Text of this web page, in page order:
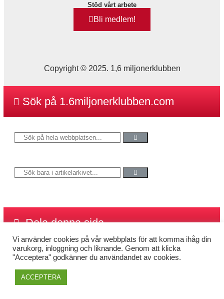
Stöd vårt arbete
Bli medlem!
Copyright © 2025. 1,6 miljonerklubben
Vi använder cookies på vår webbplats för att komma ihåg din
varukorg, inloggning och liknande. Genom att klicka
"Acceptera" godkänner du användandet av cookies.
ACCEPTERA
Sök på 1.6miljonerklubben.com
Dela denna sida